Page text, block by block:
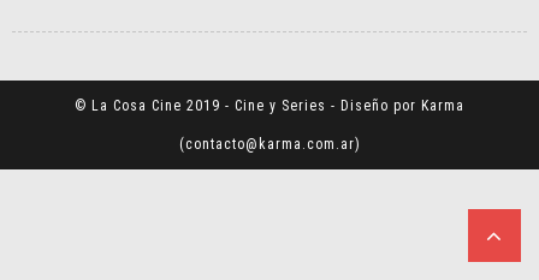
© La Cosa Cine 2019 - Cine y Series - Diseño por Karma
(contacto@karma.com.ar)